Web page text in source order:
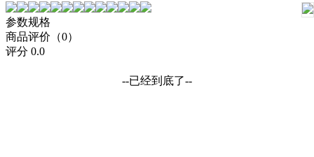
参数规格
商品评价（0）
评分 0.0
--已经到底了--